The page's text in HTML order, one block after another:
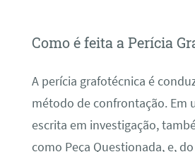
Como é feita a Perícia
A perícia grafotécnica é
método de confrontação. Em
escrita em investigação,
como Peça Questionada, e,